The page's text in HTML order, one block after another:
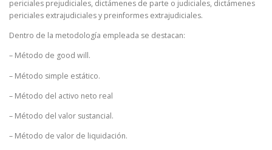
periciales prejudiciales, dictámenes de parte o judiciales, dictámenes
periciales extrajudiciales y preinformes extrajudiciales.
Dentro de la metodología empleada se destacan:
– Método de good will.
– Método simple estático.
– Método del activo neto real
– Método del valor sustancial.
– Método de valor de liquidación.